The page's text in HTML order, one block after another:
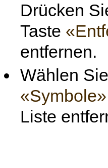
Drücken
Taste
entfernen.
Wählen
Liste